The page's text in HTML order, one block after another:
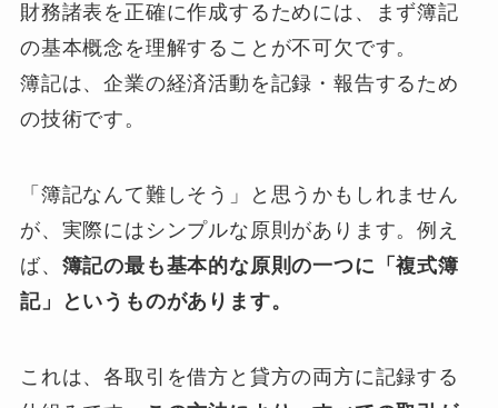
財務諸表を正確に作成するためには、まず簿記
の基本概念を理解することが不可欠です。
簿記は、企業の経済活動を記録・報告するため
の技術です。
「簿記なんて難しそう」と思うかもしれません
が、実際にはシンプルな原則があります。例え
ば、 簿記の最も基本的な原則の一つに「複式簿
記」というものがあります。
これは、各取引を借方と貸方の両方に記録する